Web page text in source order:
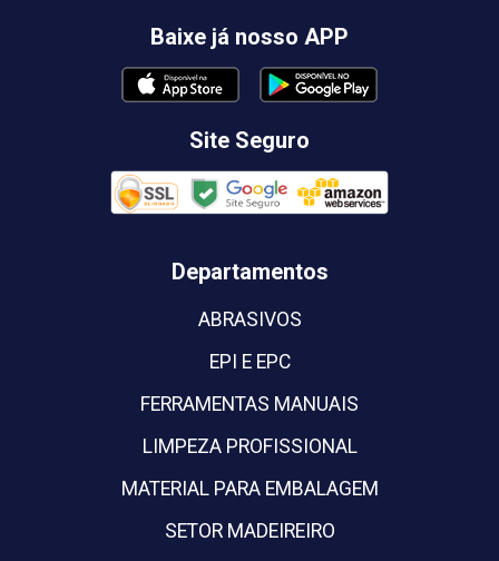
Baixe já nosso APP
Site Seguro
Departamentos
ABRASIVOS
EPI E EPC
FERRAMENTAS MANUAIS
LIMPEZA PROFISSIONAL
MATERIAL PARA EMBALAGEM
SETOR MADEIREIRO